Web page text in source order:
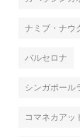
ナミブ・ナウ
バルセロナ
シンガポール
コマネカアッ